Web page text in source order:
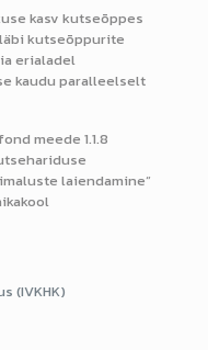
kasv kutseõppes
kutseõppurite
erialadel
kaudu paralleelselt
meede 1.1.8
laiendamine“
(IVKHK)